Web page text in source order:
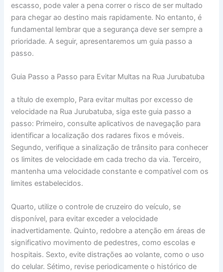
escasso, pode valer a pena correr o risco de ser multado
para chegar ao destino mais rapidamente. No entanto, é
fundamental lembrar que a segurança deve ser sempre a
prioridade. A seguir, apresentaremos um guia passo a
passo.
Guia Passo a Passo para Evitar Multas na Rua Jurubatuba
a título de exemplo, Para evitar multas por excesso de
velocidade na Rua Jurubatuba, siga este guia passo a
passo: Primeiro, consulte aplicativos de navegação para
identificar a localização dos radares fixos e móveis.
Segundo, verifique a sinalização de trânsito para conhecer
os limites de velocidade em cada trecho da via. Terceiro,
mantenha uma velocidade constante e compatível com os
limites estabelecidos.
Quarto, utilize o controle de cruzeiro do veículo, se
disponível, para evitar exceder a velocidade
inadvertidamente. Quinto, redobre a atenção em áreas de
significativo movimento de pedestres, como escolas e
hospitais. Sexto, evite distrações ao volante, como o uso
do celular. Sétimo, revise periodicamente o histórico de